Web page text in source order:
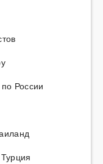
России
Турция